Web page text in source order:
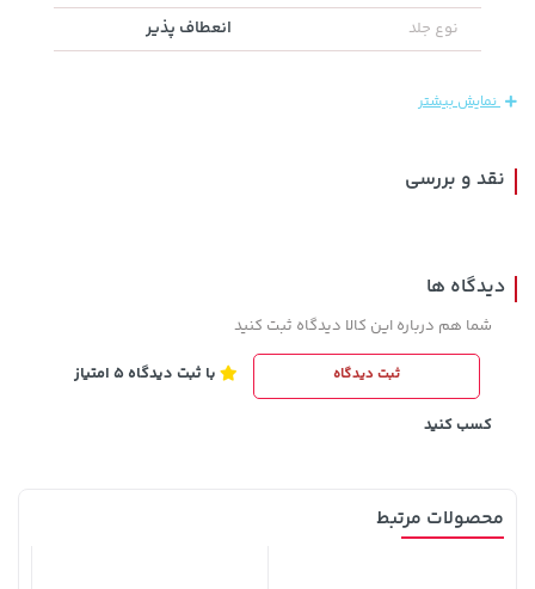
149,900 تومان خرید
141,000 تومان
نوع جلد انعطاف پذیر
نمایش بیشتر
نقد و بررسی
دیدگاه ها
شما هم درباره این کالا دیدگاه ثبت کنید
ثبت دیدگاه با ثبت دیدگاه 5 امتیاز
کسب کنید
محصولات مرتبط